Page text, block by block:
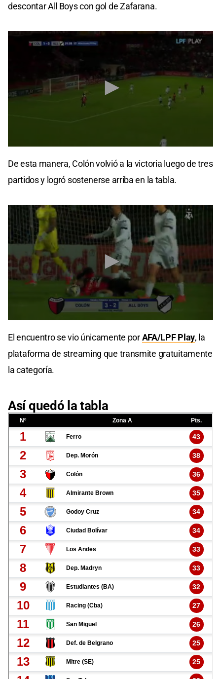
descontar All Boys con gol de Zafarana.
of
seconds
De esta manera, Colón volvió a la victoria luego de tres
partidos y logró sostenerse arriba en la tabla.
of
seconds
El encuentro se vio únicamente porAFA/LPF Play, la
plataforma de streaming que transmite gratuitamente
la categoría.
Así quedó la tabla